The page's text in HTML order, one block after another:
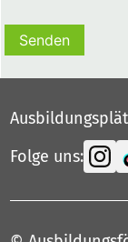
Senden
Folge uns: